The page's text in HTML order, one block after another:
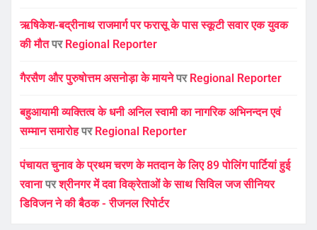
ऋषिकेश-बद्रीनाथ राजमार्ग पर फरासू के पास स्कूटी सवार एक युवक
की मौतपर Regional Reporter
गैरसैण और पुरुषोत्तम असनोड़ा के मायनेपर Regional Reporter
बहुआयामी व्यक्तित्व के धनी अनिल स्वामी का नागरिक अभिनन्दन एवं
सम्मान समारोहपर Regional Reporter
पंचायत चुनाव के प्रथम चरण के मतदान के लिए 89 पोलिंग पार्टियां हुई
रवानापरश्रीनगर में दवा विक्रेताओं के साथ सिविल जज सीनियर
डिविजन ने की बैठक - रीजनल रिपोर्टर